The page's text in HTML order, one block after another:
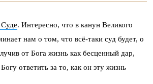
. Интересно, что в канун Великого
нам о том, что всё-таки суд будет, о
от Бога жизнь как бесценный дар,
ответить за то, как он эту жизнь